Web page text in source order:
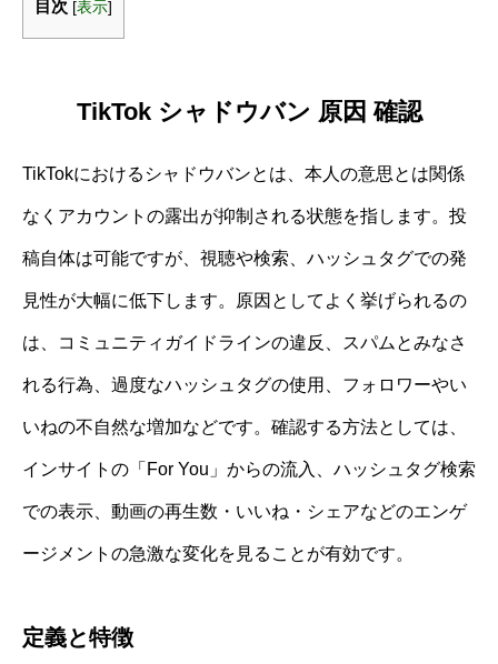
目次 [表示]
TikTok シャドウバン 原因 確認
TikTokにおけるシャドウバンとは、本人の意思とは関係
なくアカウントの露出が抑制される状態を指します。投
稿自体は可能ですが、視聴や検索、ハッシュタグでの発
見性が大幅に低下します。原因としてよく挙げられるの
は、コミュニティガイドラインの違反、スパムとみなさ
れる行為、過度なハッシュタグの使用、フォロワーやい
いねの不自然な増加などです。確認する方法としては、
インサイトの「For You」からの流入、ハッシュタグ検索
での表示、動画の再生数・いいね・シェアなどのエンゲ
ージメントの急激な変化を見ることが有効です。
定義と特徴